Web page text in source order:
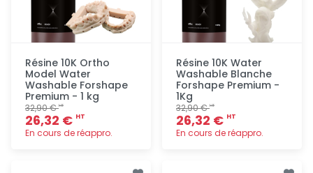
Résine 10K Ortho
Model Water
Washable Forshape
Premium - 1 kg
32,90 €HT
26,32 € HT
En cours de réappro.
Résine 10K Water
Washable Blanche
Forshape Premium -
1Kg
32,90 €HT
26,32 € HT
En cours de réappro.